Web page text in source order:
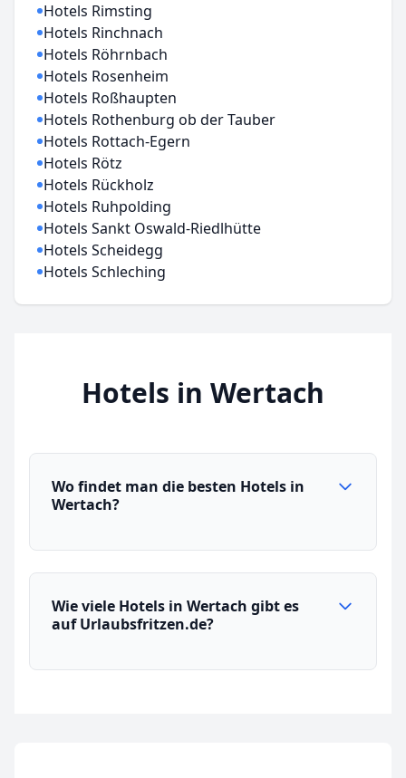
Hotels Rimsting
Hotels Rinchnach
Hotels Röhrnbach
Hotels Rosenheim
Hotels Roßhaupten
Hotels Rothenburg ob der Tauber
Hotels Rottach-Egern
Hotels Rötz
Hotels Rückholz
Hotels Ruhpolding
Hotels Sankt Oswald-Riedlhütte
Hotels Scheidegg
Hotels Schleching
Hotels in Wertach
Wo findet man die besten Hotels in
Wertach?
Wie viele Hotels in Wertach gibt es
auf Urlaubsfritzen.de?